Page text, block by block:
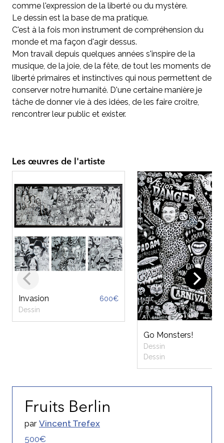
comme l'expression de la liberté ou du mystère.
Le dessin est la base de ma pratique.
C'est à la fois mon instrument de compréhension du
monde et ma façon d'agir dessus.
Mon travail depuis quelques années s'inspire de la
musique, de la joie, de la fête, de tout les moments de
liberté primaires et instinctives qui nous permettent de
conserver notre humanité. D'une certaine manière je
tâche de donner vie à des idées, de les faire croitre,
rencontrer leur public et exister.
Les œuvres de l'artiste
Invasion
Dessin
600€
Go Monsters!
Dessin
Dessin
Fruits Berlin
par Vincent Trefex
500€